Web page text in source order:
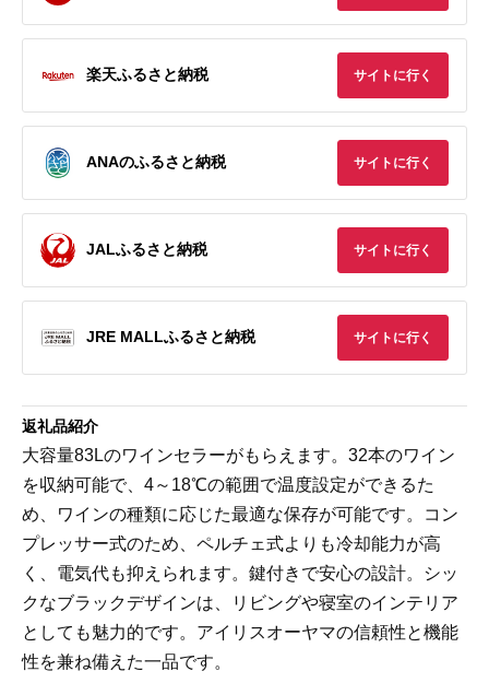
楽天ふるさと納税 サイトに行く
ANAのふるさと納税 サイトに行く
JALふるさと納税 サイトに行く
JRE MALLふるさと納税 サイトに行く
返礼品紹介
大容量83Lのワインセラーがもらえます。32本のワイン
を収納可能で、4～18℃の範囲で温度設定ができるた
め、ワインの種類に応じた最適な保存が可能です。コン
プレッサー式のため、ペルチェ式よりも冷却能力が高
く、電気代も抑えられます。鍵付きで安心の設計。シッ
クなブラックデザインは、リビングや寝室のインテリア
としても魅力的です。アイリスオーヤマの信頼性と機能
性を兼ね備えた一品です。